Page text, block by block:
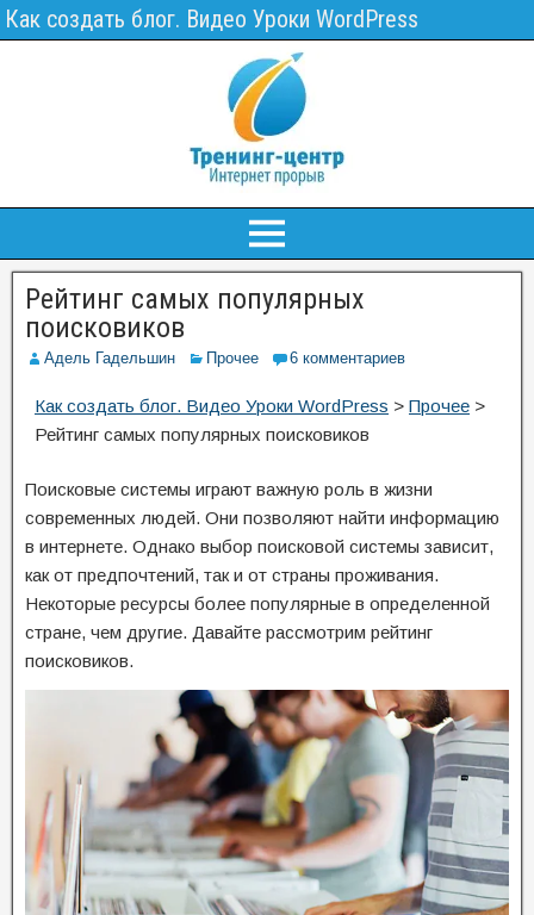
Как создать блог. Видео Уроки WordPress
Рейтинг самых популярных
поисковиков
Адель Гадельшин Прочее 6 комментариев
Как создать блог. Видео Уроки WordPress > Прочее >
Рейтинг самых популярных поисковиков
Поисковые системы играют важную роль в жизни
современных людей. Они позволяют найти информацию
в интернете. Однако выбор поисковой системы зависит,
как от предпочтений, так и от страны проживания.
Некоторые ресурсы более популярные в определенной
стране, чем другие. Давайте рассмотрим рейтинг
поисковиков.